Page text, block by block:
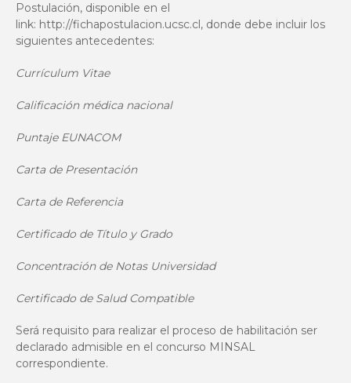
Postulación, disponible en el
link: http://fichapostulacion.ucsc.cl, donde debe incluir los
siguientes antecedentes:
Currículum Vitae
Calificación médica nacional
Puntaje EUNACOM
Carta de Presentación
Carta de Referencia
Certificado de Título y Grado
Concentración de Notas Universidad
Certificado de Salud Compatible
Será requisito para realizar el proceso de habilitación ser
declarado admisible en el concurso MINSAL
correspondiente.